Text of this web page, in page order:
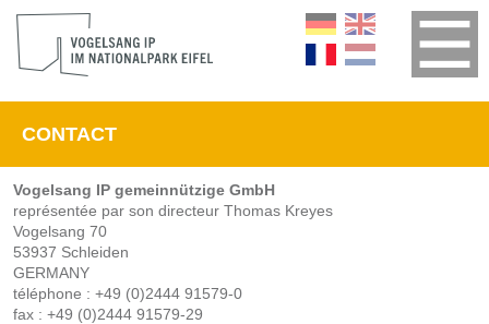
CONTACT
Vogelsang IP gemeinnützige GmbH
représentée par son directeur Thomas Kreyes
Vogelsang 70
53937 Schleiden
GERMANY
téléphone : +49 (0)2444 91579-0
fax : +49 (0)2444 91579-29